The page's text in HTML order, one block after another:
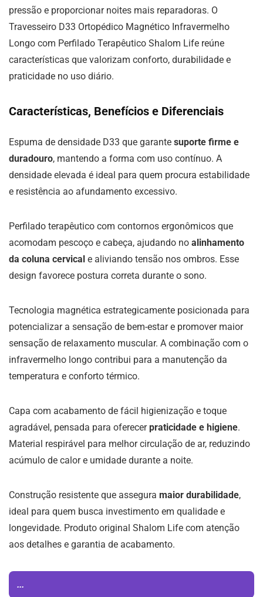
pressão e proporcionar noites mais reparadoras. O
Travesseiro D33 Ortopédico Magnético Infravermelho
Longo com Perfilado Terapêutico Shalom Life reúne
características que valorizam conforto, durabilidade e
praticidade no uso diário.
Características, Benefícios e Diferenciais
Espuma de densidade D33 que garante suporte firme e
duradouro, mantendo a forma com uso contínuo. A
densidade elevada é ideal para quem procura estabilidade
e resistência ao afundamento excessivo.
Perfilado terapêutico com contornos ergonômicos que
acomodam pescoço e cabeça, ajudando no alinhamento
da coluna cervical e aliviando tensão nos ombros. Esse
design favorece postura correta durante o sono.
Tecnologia magnética estrategicamente posicionada para
potencializar a sensação de bem-estar e promover maior
sensação de relaxamento muscular. A combinação com o
infravermelho longo contribui para a manutenção da
temperatura e conforto térmico.
Capa com acabamento de fácil higienização e toque
agradável, pensada para oferecerpraticidade e higiene.
Material respirável para melhor circulação de ar, reduzindo
acúmulo de calor e umidade durante a noite.
Construção resistente que assegura maior durabilidade,
ideal para quem busca investimento em qualidade e
longevidade. Produto original Shalom Life com atenção
aos detalhes e garantia de acabamento.
...